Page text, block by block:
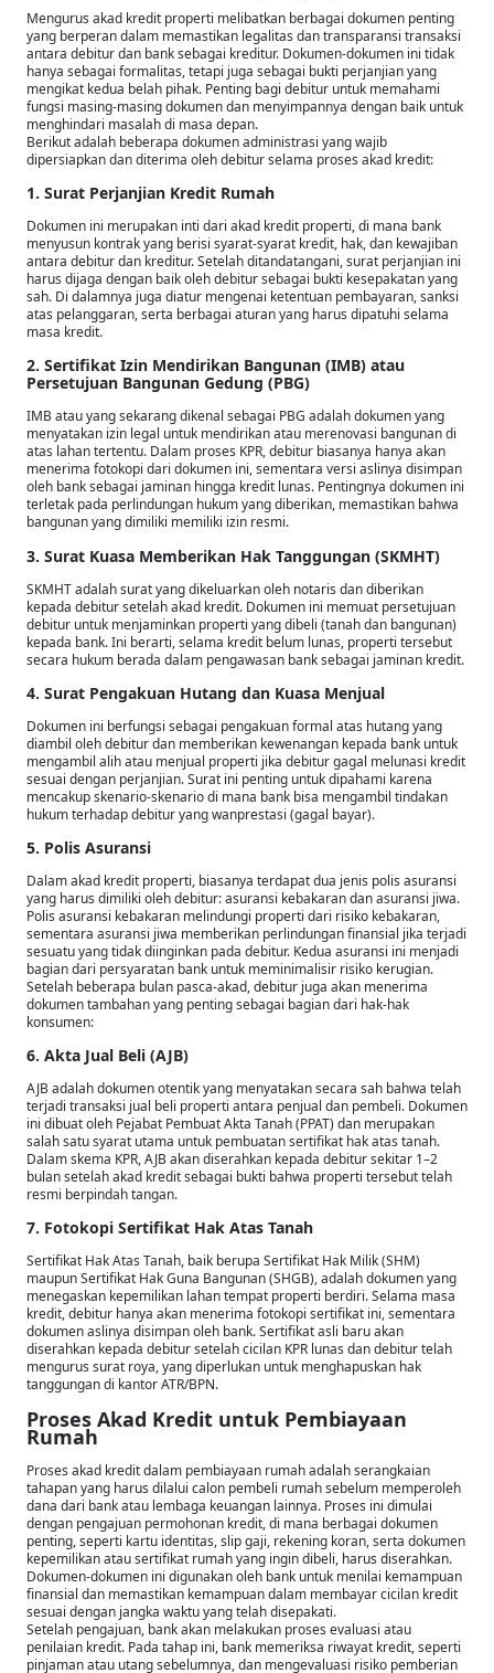
Mengurus akad kredit properti melibatkan berbagai dokumen penting
yang berperan dalam memastikan legalitas dan transparansi transaksi
antara debitur dan bank sebagai kreditur. Dokumen-dokumen ini tidak
hanya sebagai formalitas, tetapi juga sebagai bukti perjanjian yang
mengikat kedua belah pihak. Penting bagi debitur untuk memahami
fungsi masing-masing dokumen dan menyimpannya dengan baik untuk
menghindari masalah di masa depan.
Berikut adalah beberapa dokumen administrasi yang wajib
dipersiapkan dan diterima oleh debitur selama proses akad kredit:
1. Surat Perjanjian Kredit Rumah
Dokumen ini merupakan inti dari akad kredit properti, di mana bank
menyusun kontrak yang berisi syarat-syarat kredit, hak, dan kewajiban
antara debitur dan kreditur. Setelah ditandatangani, surat perjanjian ini
harus dijaga dengan baik oleh debitur sebagai bukti kesepakatan yang
sah. Di dalamnya juga diatur mengenai ketentuan pembayaran, sanksi
atas pelanggaran, serta berbagai aturan yang harus dipatuhi selama
masa kredit.
2. Sertifikat Izin Mendirikan Bangunan (IMB) atau
Persetujuan Bangunan Gedung (PBG)
IMB atau yang sekarang dikenal sebagai PBG adalah dokumen yang
menyatakan izin legal untuk mendirikan atau merenovasi bangunan di
atas lahan tertentu. Dalam proses KPR, debitur biasanya hanya akan
menerima fotokopi dari dokumen ini, sementara versi aslinya disimpan
oleh bank sebagai jaminan hingga kredit lunas. Pentingnya dokumen ini
terletak pada perlindungan hukum yang diberikan, memastikan bahwa
bangunan yang dimiliki memiliki izin resmi.
3. Surat Kuasa Memberikan Hak Tanggungan (SKMHT)
SKMHT adalah surat yang dikeluarkan oleh notaris dan diberikan
kepada debitur setelah akad kredit. Dokumen ini memuat persetujuan
debitur untuk menjaminkan properti yang dibeli (tanah dan bangunan)
kepada bank. Ini berarti, selama kredit belum lunas, properti tersebut
secara hukum berada dalam pengawasan bank sebagai jaminan kredit.
4. Surat Pengakuan Hutang dan Kuasa Menjual
Dokumen ini berfungsi sebagai pengakuan formal atas hutang yang
diambil oleh debitur dan memberikan kewenangan kepada bank untuk
mengambil alih atau menjual properti jika debitur gagal melunasi kredit
sesuai dengan perjanjian. Surat ini penting untuk dipahami karena
mencakup skenario-skenario di mana bank bisa mengambil tindakan
hukum terhadap debitur yang wanprestasi (gagal bayar).
5. Polis Asuransi
Dalam akad kredit properti, biasanya terdapat dua jenis polis asuransi
yang harus dimiliki oleh debitur: asuransi kebakaran dan asuransi jiwa.
Polis asuransi kebakaran melindungi properti dari risiko kebakaran,
sementara asuransi jiwa memberikan perlindungan finansial jika terjadi
sesuatu yang tidak diinginkan pada debitur. Kedua asuransi ini menjadi
bagian dari persyaratan bank untuk meminimalisir risiko kerugian.
Setelah beberapa bulan pasca-akad, debitur juga akan menerima
dokumen tambahan yang penting sebagai bagian dari hak-hak
konsumen:
6. Akta Jual Beli (AJB)
AJB adalah dokumen otentik yang menyatakan secara sah bahwa telah
terjadi transaksi jual beli properti antara penjual dan pembeli. Dokumen
ini dibuat oleh Pejabat Pembuat Akta Tanah (PPAT) dan merupakan
salah satu syarat utama untuk pembuatan sertifikat hak atas tanah.
Dalam skema KPR, AJB akan diserahkan kepada debitur sekitar 1–2
bulan setelah akad kredit sebagai bukti bahwa properti tersebut telah
resmi berpindah tangan.
7. Fotokopi Sertifikat Hak Atas Tanah
Sertifikat Hak Atas Tanah, baik berupa Sertifikat Hak Milik (SHM)
maupun Sertifikat Hak Guna Bangunan (SHGB), adalah dokumen yang
menegaskan kepemilikan lahan tempat properti berdiri. Selama masa
kredit, debitur hanya akan menerima fotokopi sertifikat ini, sementara
dokumen aslinya disimpan oleh bank. Sertifikat asli baru akan
diserahkan kepada debitur setelah cicilan KPR lunas dan debitur telah
mengurus surat roya, yang diperlukan untuk menghapuskan hak
tanggungan di kantor ATR/BPN.
Proses Akad Kredit untuk Pembiayaan
Rumah
Proses akad kredit dalam pembiayaan rumah adalah serangkaian
tahapan yang harus dilalui calon pembeli rumah sebelum memperoleh
dana dari bank atau lembaga keuangan lainnya. Proses ini dimulai
dengan pengajuan permohonan kredit, di mana berbagai dokumen
penting, seperti kartu identitas, slip gaji, rekening koran, serta dokumen
kepemilikan atau sertifikat rumah yang ingin dibeli, harus diserahkan.
Dokumen-dokumen ini digunakan oleh bank untuk menilai kemampuan
finansial dan memastikan kemampuan dalam membayar cicilan kredit
sesuai dengan jangka waktu yang telah disepakati.
Setelah pengajuan, bank akan melakukan proses evaluasi atau
penilaian kredit. Pada tahap ini, bank memeriksa riwayat kredit, seperti
pinjaman atau utang sebelumnya, dan mengevaluasi risiko pemberian